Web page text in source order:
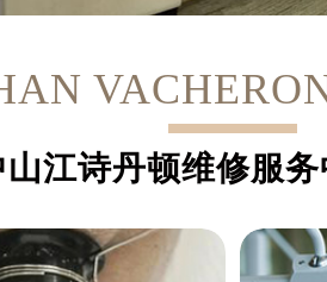
山江诗丹顿维修服